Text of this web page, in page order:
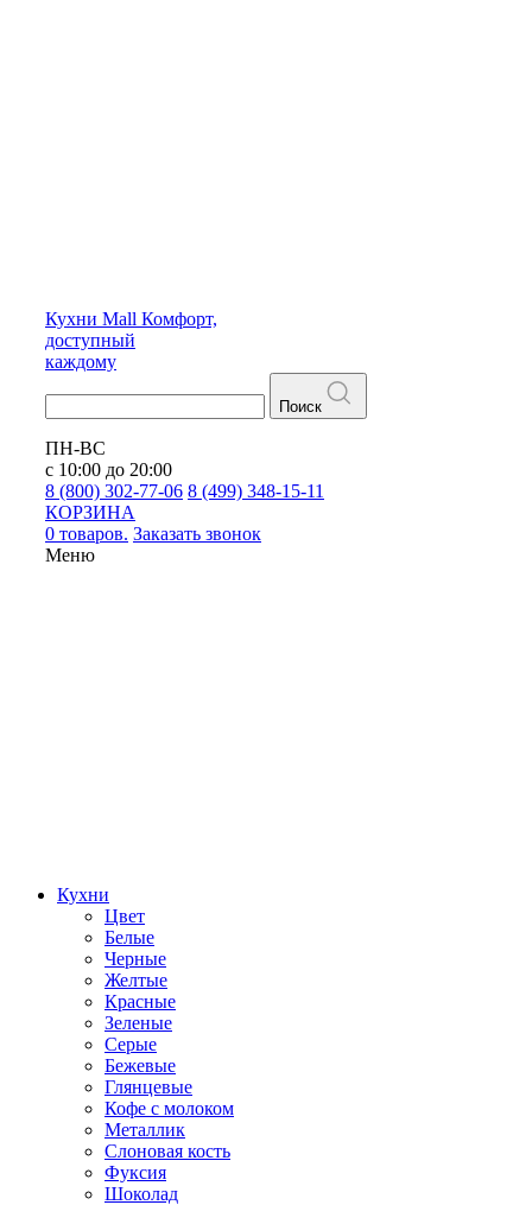
Кухни Mall Комфорт,
доступный
каждому
Поиск
ПН-ВС
с 10:00 до 20:00
8 (800) 302-77-06 8 (499) 348-15-11
КОРЗИНА
0 товаров. Заказать звонок
Меню
Кухни
Цвет
Белые
Черные
Желтые
Красные
Зеленые
Серые
Бежевые
Глянцевые
Кофе с молоком
Металлик
Слоновая кость
Фуксия
Шоколад